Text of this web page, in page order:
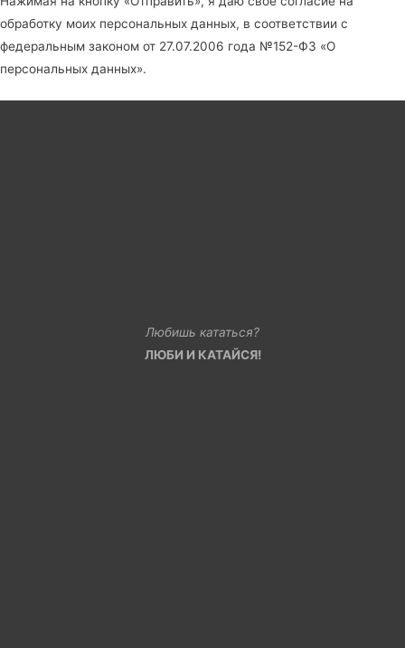
обработку моих персональных данных, в соответствии с
федеральным законом от 27.07.2006 года №152-Ф3 «О
персональных данных».
Любишь кататься?
ЛЮБИ И КАТАЙСЯ!